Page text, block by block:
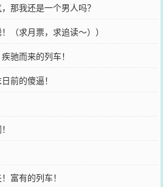
那我还是一个男人吗？
（求月票，求追读～））
驰而来的列车！
前的傻逼！
富有的列车！